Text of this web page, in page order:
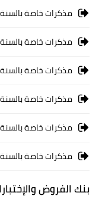
مذكرات خاصة بالسنة
مذكرات خاصة بالسنة
مذكرات خاصة بالسنة
مذكرات خاصة بالسنة
مذكرات خاصة
مذكرات خاصة
بنك الفروض